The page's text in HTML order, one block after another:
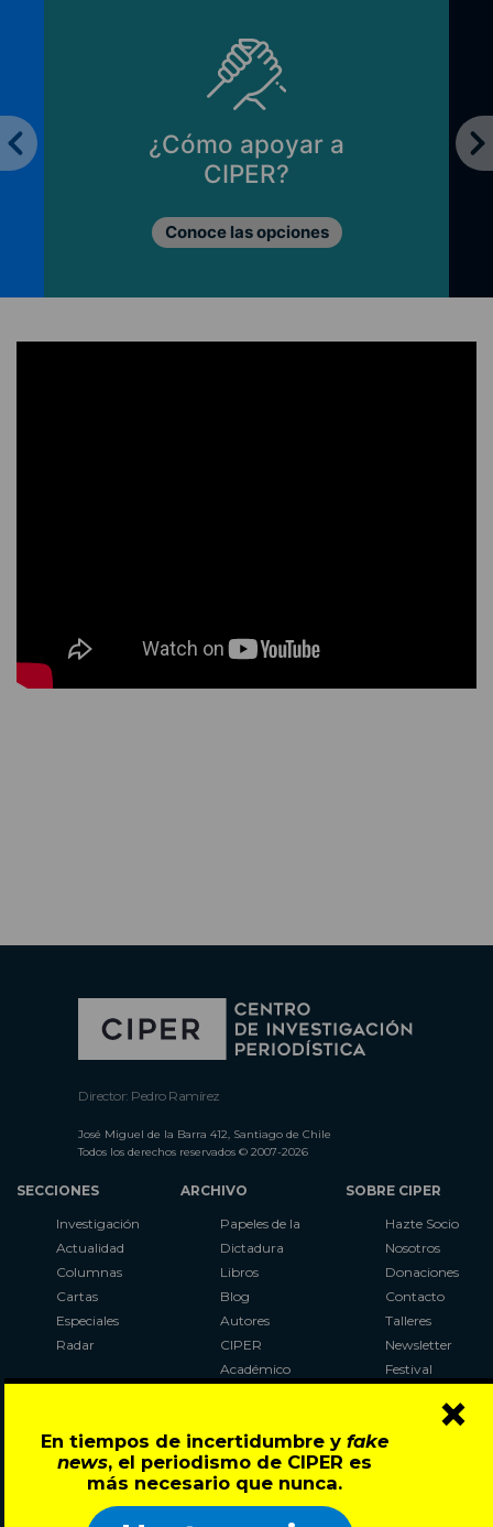
En tiempos de incertidumbre y fake
news, el periodismo de CIPER es
más necesario que nunca.
×
¿Cómo apoyar a
CIPER?
Conoce las opciones
Director: Pedro Ramírez
José Miguel de la Barra 412, Santiago de Chile
Todos los derechos reservados © 2007-2026
SECCIONES
Investigación
Actualidad
Columnas
Cartas
Especiales
Radar
ARCHIVO
Papeles de la
Dictadura
Libros
Blog
Autores
CIPER
Académico
Al Plebiscito
con CIPER
SOBRE CIPER
Hazte Socio
Nosotros
Donaciones
Contacto
Talleres
Newsletter
Festival